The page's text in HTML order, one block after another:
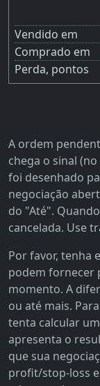
Vendido em
Comprado em
Perda, pontos
A ordem
chega o sinal
foi desenhado
negociação
do "Até".
cancelada. Use
Por favor, tenha
podem fornecer
momento. A
ou até mais.
tenta calcular
apresenta o
que sua
profit/stop-loss